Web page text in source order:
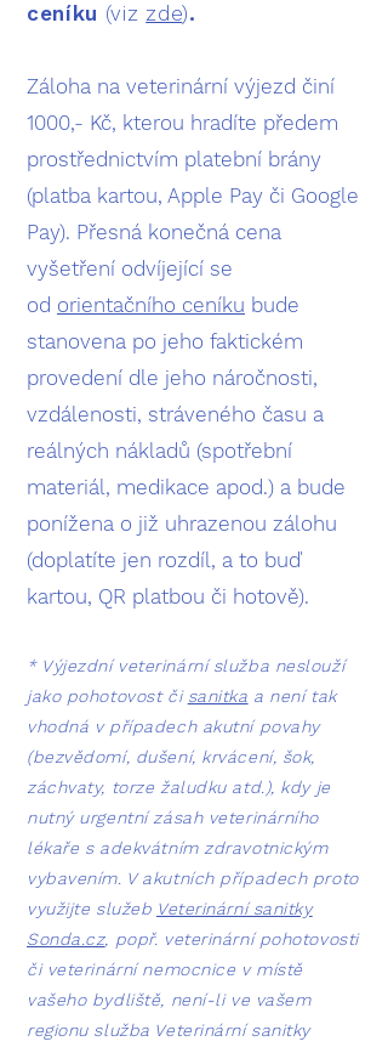
ceníku (viz zde).
Záloha na veterinární výjezd činí
1000,- Kč, kterou hradíte předem
prostřednictvím platební brány
(platba kartou, Apple Pay či Google
Pay). Přesná konečná cena
vyšetření odvíjející se
od orientačního ceníku bude
stanovena po jeho faktickém
provedení dle jeho náročnosti,
vzdálenosti, stráveného času a
reálných nákladů (spotřební
materiál, medikace apod.) a bude
ponížena o již uhrazenou zálohu
(doplatíte jen rozdíl, a to buď
kartou, QR platbou či hotově). ​
* Výjezdní veterinární služba neslouží
jako pohotovost či sanitka a není tak
vhodná v případech akutní povahy
(bezvědomí, dušení, krvácení, šok,
záchvaty, torze žaludku atd.), kdy je
nutný urgentní zásah veterinárního
lékaře s adekvátním zdravotnickým
vybavením. V akutních případech proto
využijte služeb Veterinární sanitky
Sonda.cz, popř. veterinární pohotovosti
či veterinární nemocnice v místě
vašeho bydliště, není-li ve vašem
regionu služba Veterinární sanitky